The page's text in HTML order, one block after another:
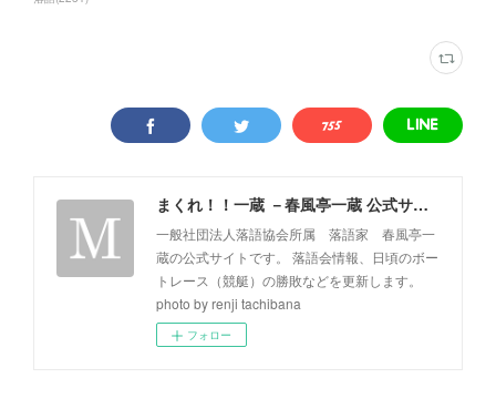
まくれ！！一蔵 －春風亭一蔵 公式サイト－
一般社団法人落語協会所属 落語家 春風亭一
蔵の公式サイトです。 落語会情報、日頃のボー
トレース（競艇）の勝敗などを更新します。
photo by renji tachibana
フォロー